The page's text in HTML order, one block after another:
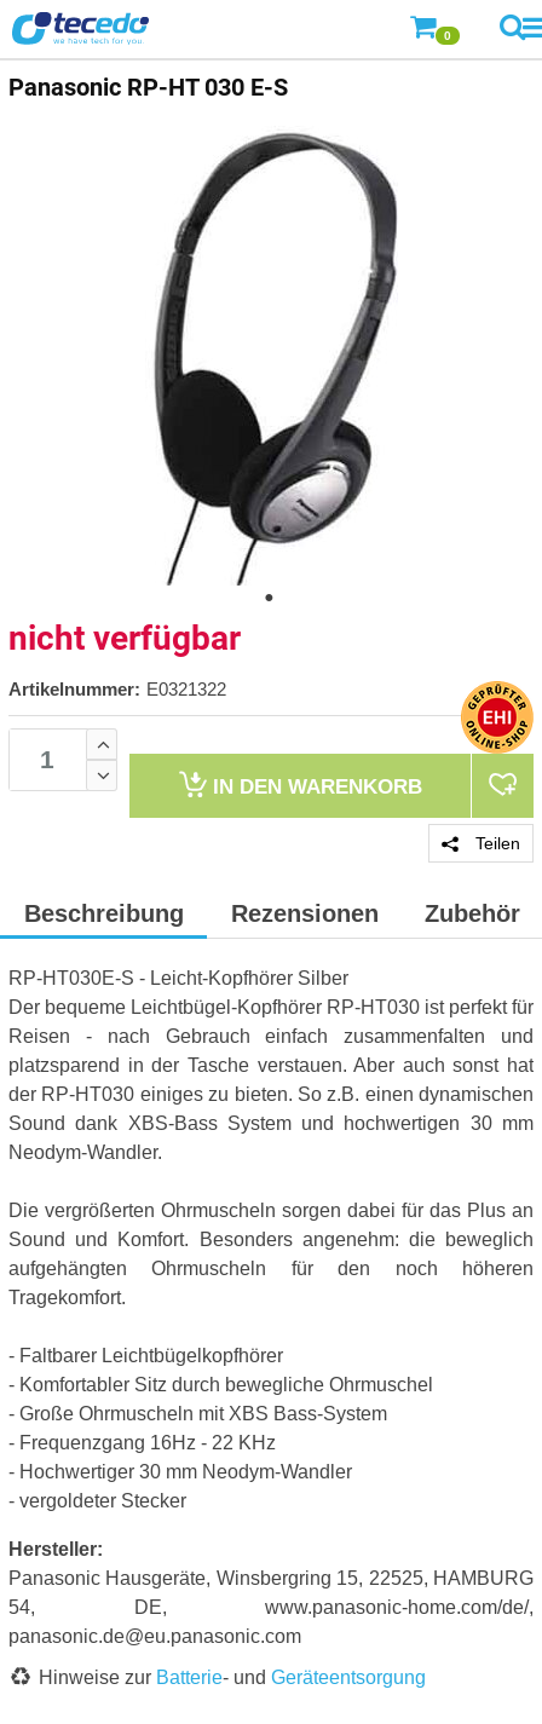
0
Panasonic RP-HT 030 E-S
nicht verfügbar
Artikelnummer: E0321322
IN DEN WARENKORB
Teilen
Beschreibung Rezensionen Zubehör
RP-HT030E-S - Leicht-Kopfhörer Silber
Der bequeme Leichtbügel-Kopfhörer RP-HT030 ist perfekt für
Reisen - nach Gebrauch einfach zusammenfalten und
platzsparend in der Tasche verstauen. Aber auch sonst hat
der RP-HT030 einiges zu bieten. So z.B. einen dynamischen
Sound dank XBS-Bass System und hochwertigen 30 mm
Neodym-Wandler.
Die vergrößerten Ohrmuscheln sorgen dabei für das Plus an
Sound und Komfort. Besonders angenehm: die beweglich
aufgehängten Ohrmuscheln für den noch höheren
Tragekomfort.
- Faltbarer Leichtbügelkopfhörer
- Komfortabler Sitz durch bewegliche Ohrmuschel
- Große Ohrmuscheln mit XBS Bass-System
- Frequenzgang 16Hz - 22 KHz
- Hochwertiger 30 mm Neodym-Wandler
- vergoldeter Stecker
Hersteller:
Panasonic Hausgeräte, Winsbergring 15, 22525, HAMBURG
54, DE, www.panasonic-home.com/de/,
panasonic.de@eu.panasonic.com
Hinweise zur Batterie- und Geräteentsorgung